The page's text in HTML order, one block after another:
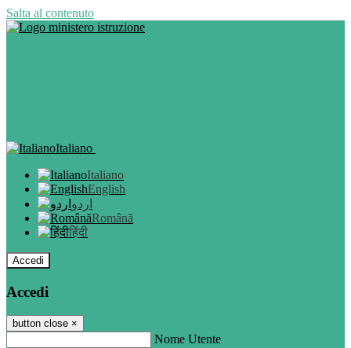
Salta al contenuto
Italiano
Italiano
English
اردو
Română
हिंदी
Accedi
Accedi
button close ×
Nome Utente